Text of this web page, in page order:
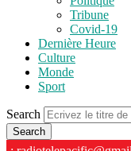
Tribune
Covid-19
Dernière Heure
Culture
Monde
Sport
Search